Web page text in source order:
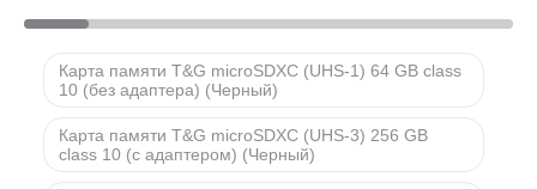
Карта памяти T&G microSDXC (UHS-1) 64 GB class
10 (без адаптера) (Черный)
Карта памяти T&G microSDXC (UHS-3) 256 GB
class 10 (с адаптером) (Черный)